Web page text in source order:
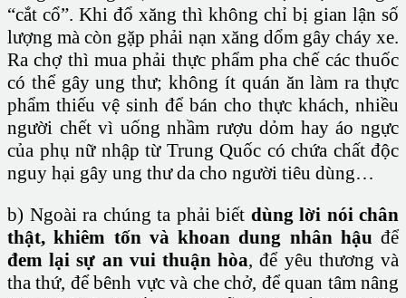
“cắt cổ”. Khi đổ xăng thì không chỉ bị gian lận số
lượng mà còn gặp phải nạn xăng dổm gây cháy xe.
Ra chợ thì mua phải thực phẩm pha chế các thuốc
có thể gây ung thư; không ít quán ăn làm ra thực
phẩm thiếu vệ sinh để bán cho thực khách, nhiều
người chết vì uống nhầm rượu dỏm hay áo ngực
của phụ nữ nhập từ Trung Quốc có chứa chất độc
nguy hại gây ung thư da cho người tiêu dùng…
b) Ngoài ra chúng ta phải biết dùng lời nói chân
thật, khiêm tốn và khoan dung nhân hậu để
đem lạisự an vui thuận hòa, để yêu thương và
tha thứ, để bênh vực và che chở, để quan tâm nâng